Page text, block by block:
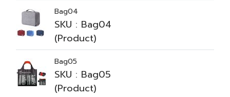
Bag04
SKU : Bag04
(Product)
Bag05
SKU : Bag05
(Product)